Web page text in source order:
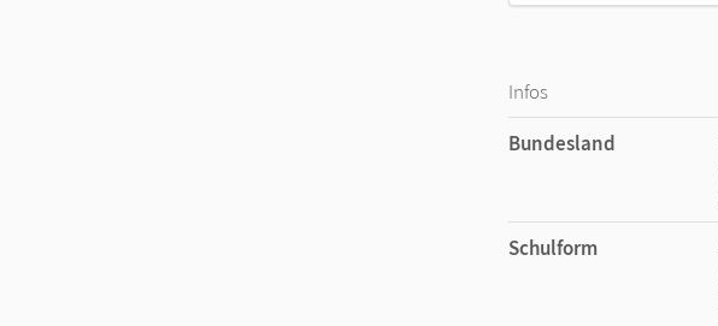
Infos
Bundesland
Schulform